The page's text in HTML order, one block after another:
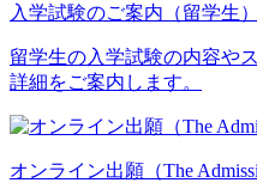
入学試験のご案内（留学生）
留学生の入学試験の内容や
詳細をご案内します。
オンライン出願（The